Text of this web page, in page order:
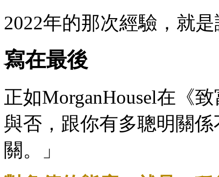
2022年的那次經驗，就
​寫在最後
正如MorganHousel在《
與否，跟你有多聰明關
關。」